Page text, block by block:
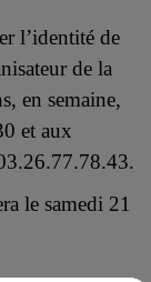
l’identité de
de la
en semaine,
et aux
le samedi 21